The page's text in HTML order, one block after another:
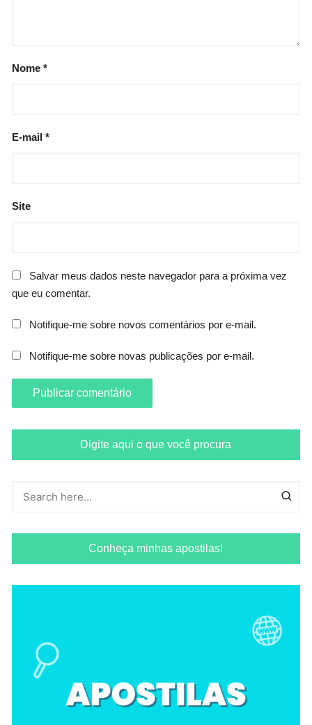
Nome*
E-mail*
Site
Salvar meus dados neste navegador para a próxima vez
que eu comentar.
Notifique-me sobre novos comentários por e-mail.
Notifique-me sobre novas publicações por e-mail.
Digite aqui o que você procura
Conheça minhas apostilas!